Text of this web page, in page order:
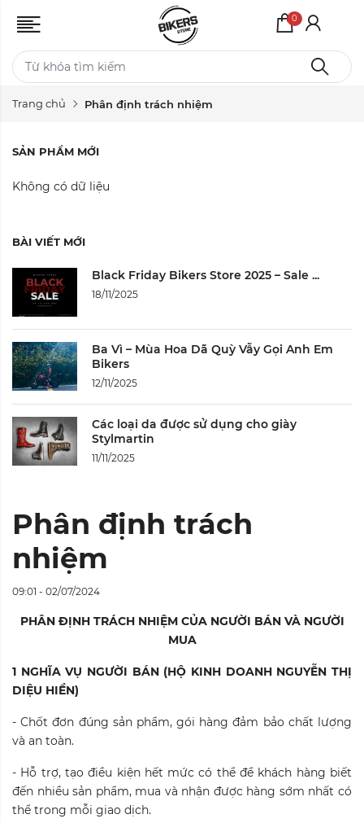
0
Trang chủ Phân định trách nhiệm
SẢN PHẨM MỚI
Không có dữ liệu
BÀI VIẾT MỚI
Black Friday Bikers Store 2025 – Sale ...
18/11/2025
Ba Vì – Mùa Hoa Dã Quỳ Vẫy Gọi Anh Em
Bikers
12/11/2025
Các loại da được sử dụng cho giày
Stylmartin
11/11/2025
Phân định trách
nhiệm
09:01 - 02/07/2024
PHÂN ĐỊNH TRÁCH NHIỆM CỦA NGƯỜI BÁN VÀ NGƯỜI
MUA
1 NGHĨA VỤ NGƯỜI BÁN (HỘ KINH DOANH NGUYỄN THỊ
DIỆU HIỀN)
- Chốt đơn đúng sản phẩm, gói hàng đảm bảo chất lượng
và an toàn.
- Hỗ trợ, tạo điều kiện hết mức có thể để khách hàng biết
đến nhiều sản phẩm, mua và nhận được hàng sớm nhất có
thể trong mỗi giao dịch.